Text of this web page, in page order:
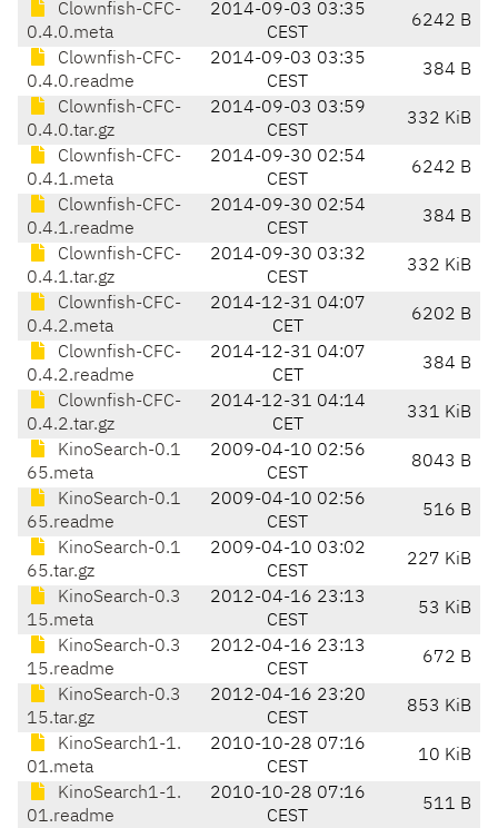
Clownfish-CFC-
0.4.0.meta
2014-09-03 03:35
CEST
6242 B
Clownfish-CFC-
0.4.0.readme
2014-09-03 03:35
CEST
384 B
Clownfish-CFC-
0.4.0.tar.gz
2014-09-03 03:59
CEST
332 KiB
Clownfish-CFC-
0.4.1.meta
2014-09-30 02:54
CEST
6242 B
Clownfish-CFC-
0.4.1.readme
2014-09-30 02:54
CEST
384 B
Clownfish-CFC-
0.4.1.tar.gz
2014-09-30 03:32
CEST
332 KiB
Clownfish-CFC-
0.4.2.meta
2014-12-31 04:07
CET
6202 B
Clownfish-CFC-
0.4.2.readme
2014-12-31 04:07
CET
384 B
Clownfish-CFC-
0.4.2.tar.gz
2014-12-31 04:14
CET
331 KiB
KinoSearch-0.1
65.meta
2009-04-10 02:56
CEST
8043 B
KinoSearch-0.1
65.readme
2009-04-10 02:56
CEST
516 B
KinoSearch-0.1
65.tar.gz
2009-04-10 03:02
CEST
227 KiB
KinoSearch-0.3
15.meta
2012-04-16 23:13
CEST
53 KiB
KinoSearch-0.3
15.readme
2012-04-16 23:13
CEST
672 B
KinoSearch-0.3
15.tar.gz
2012-04-16 23:20
CEST
853 KiB
KinoSearch1-1.
01.meta
2010-10-28 07:16
CEST
10 KiB
KinoSearch1-1.
01.readme
2010-10-28 07:16
CEST
511 B